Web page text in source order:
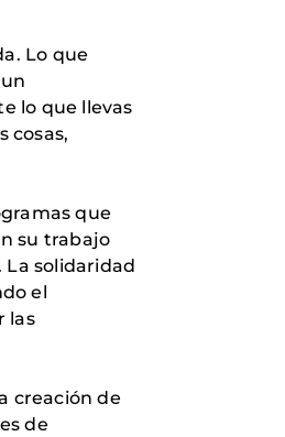
Lo que
lo que llevas
cosas,
que
su trabajo
solidaridad
el
las
creación de
de